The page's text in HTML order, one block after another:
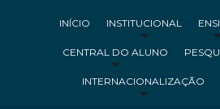
INÍCIO INSTITUCIONAL
CENTRAL DO ALUNO
INTERNACIONALIZAÇÃO